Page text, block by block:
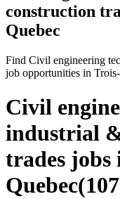
construction
Quebec
Find Civil engineering
job opportunities in
Civil
industrial
trades jobs
Quebec(107